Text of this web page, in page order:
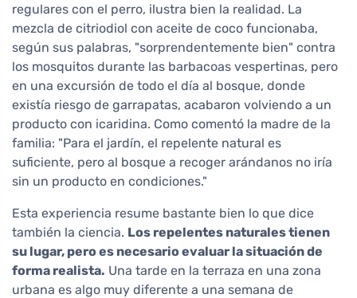
regulares con el perro, ilustra bien la realidad. La
mezcla de citriodiol con aceite de coco funcionaba,
según sus palabras, "sorprendentemente bien" contra
los mosquitos durante las barbacoas vespertinas, pero
en una excursión de todo el día al bosque, donde
existía riesgo de garrapatas, acabaron volviendo a un
producto con icaridina. Como comentó la madre de la
familia: "Para el jardín, el repelente natural es
suficiente, pero al bosque a recoger arándanos no iría
sin un producto en condiciones."
Esta experiencia resume bastante bien lo que dice
también la ciencia. Los repelentes naturales tienen
su lugar, pero es necesario evaluar la situación de
forma realista. Una tarde en la terraza en una zona
urbana es algo muy diferente a una semana de